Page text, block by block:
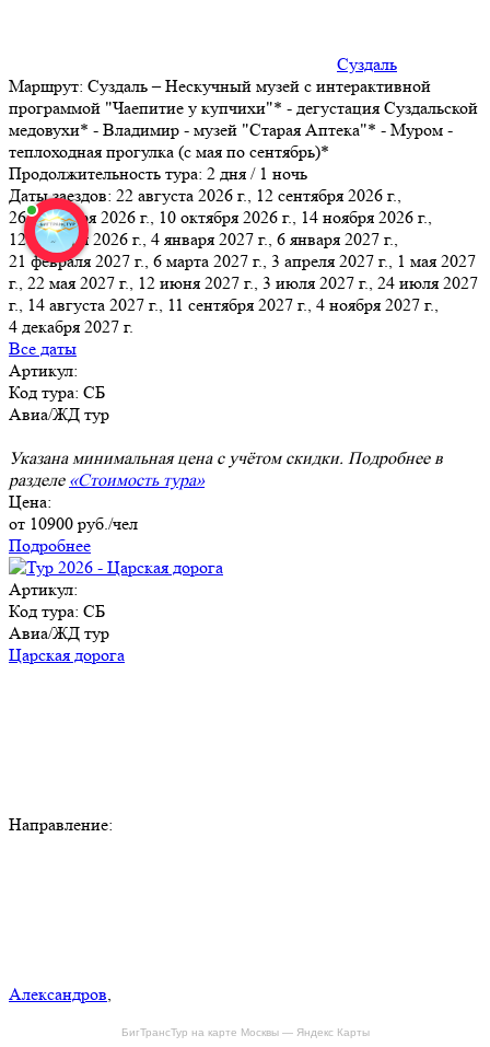
БигТрансТур на карте Москвы — Яндекс Карты
Суздаль
Маршрут: Суздаль – Нескучный музей с интерактивной
программой "Чаепитие у купчихи"* - дегустация Суздальской
медовухи* - Владимир - музей "Старая Аптека"* - Муром -
теплоходная прогулка (с мая по сентябрь)*
Продолжительность тура: 2 дня / 1 ночь
Даты заездов: 22 августа 2026 г., 12 сентября 2026 г.,
26 сентября 2026 г., 10 октября 2026 г., 14 ноября 2026 г.,
12 декабря 2026 г., 4 января 2027 г., 6 января 2027 г.,
21 февраля 2027 г., 6 марта 2027 г., 3 апреля 2027 г., 1 мая 2027
г., 22 мая 2027 г., 12 июня 2027 г., 3 июля 2027 г., 24 июля 2027
г., 14 августа 2027 г., 11 сентября 2027 г., 4 ноября 2027 г.,
4 декабря 2027 г.
Все даты
Артикул:
Код тура: СБ
Авиа/ЖД тур
Указана минимальная цена с учётом скидки. Подробнее в
разделе «Стоимость тура»
Цена:
от 10900 руб./чел
Подробнее
Артикул:
Код тура: СБ
Авиа/ЖД тур
Царская дорога
Направление:
Александров,